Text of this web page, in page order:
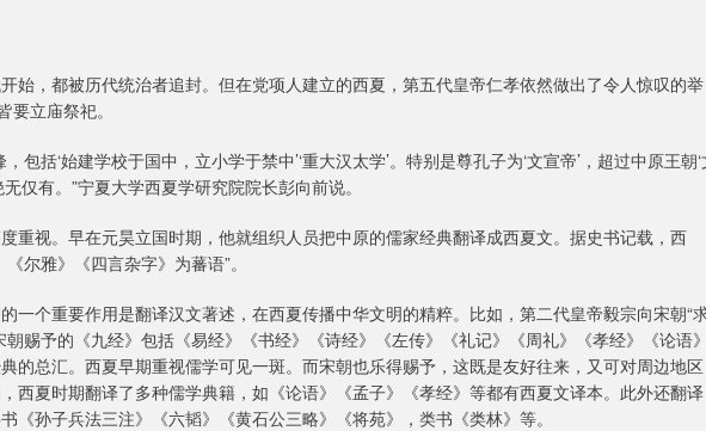
始，都被历代统治者追封。但在党项人建立的西夏，第五代皇帝仁孝依然做出了令人惊叹的举
立庙祭祀。
包括‘始建学校于国中，立小学于禁中’‘重大汉太学’。特别是尊孔子为‘文宣帝’，超过中原王朝‘
仅有。”宁夏大学西夏学研究院院长彭向前说。
重视。早在元昊立国时期，他就组织人员把中原的儒家经典翻译成西夏文。据史书记载，西
尔雅》《四言杂字》为蕃语”。
一个重要作用是翻译汉文著述，在西夏传播中华文明的精粹。比如，第二代皇帝毅宗向宋朝“
朝赐予的《九经》包括《易经》《书经》《诗经》《左传》《礼记》《周礼》《孝经》《论语》
的总汇。西夏早期重视儒学可见一斑。而宋朝也乐得赐予，这既是友好往来，又可对周边地区
西夏时期翻译了多种儒学典籍，如《论语》《孟子》《孝经》等都有西夏文译本。此外还翻译
《孙子兵法三注》《六韬》《黄石公三略》《将苑》，类书《类林》等。